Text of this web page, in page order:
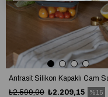
₺2.209,15
₺2.599,00 %15